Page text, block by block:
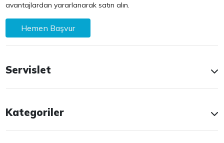
avantajlardan yararlanarak satın alın.
Hemen Başvur
Servislet
Kategoriler